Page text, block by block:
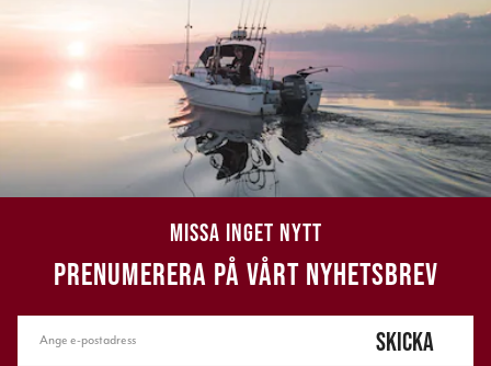
MISSA INGET NYTT
PRENUMERERA PÅ VÅRT NYHETSBREV
SKICKA